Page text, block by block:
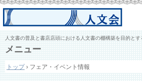
人文書の普及と書店店頭における人文書の棚構築を目的とす
メニュー
ントップ › フェア・イベント情報